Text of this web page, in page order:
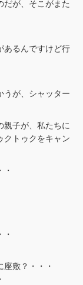
だが、そこがまた
あるんですけど行
うが、シャッター
親子が、私たちに
クトゥクをキャン
敷？・・・